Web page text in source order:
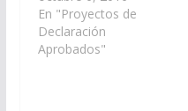
través del Ministerio de
Hacienda y Finanzas;
Ministerio
En "Proyectos de
Declaración
Aprobados"